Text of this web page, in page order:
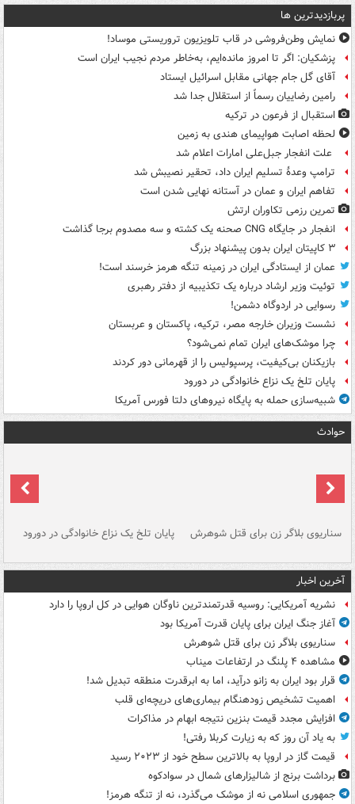
پربازدیدترین ها
نمایش وطن‌فروشی در قاب تلویزیون تروریستی موساد!
پزشکیان: اگر تا امروز مانده‌ایم، به‌خاطر مردم نجیب ایران است
آقای گل جام جهانی مقابل اسرائیل ایستاد
رامین رضاییان رسماً از استقلال جدا شد
استقبال از فرعون در ترکیه
لحظه اصابت هواپیمای هندی به زمین
علت انفجار جبل‌علی امارات اعلام شد
ترامپ وعدۀ تسلیم ایران داد، تحقیر نصیبش شد
تفاهم ایران و عمان در آستانه نهایی شدن است
تمرین رزمی تکاوران ارتش
انفجار در جایگاه CNG صحنه یک کشته و سه مصدوم برجا گذاشت
۳ کاپیتان ایران بدون پیشنهاد بزرگ
عمان از ایستادگی ایران در زمینه تنگه هرمز خرسند است!
توئیت وزیر ارشاد درباره یک تکذیبیه از دفتر رهبری
رسوایی در اردوگاه دشمن!
نشست وزیران خارجه مصر، ترکیه، پاکستان و عربستان
چرا موشک‌های ایران تمام نمی‌شود؟
بازیکنان بی‌کیفیت، پرسپولیس را از قهرمانی دور کردند
پایان تلخ یک نزاع خانوادگی در دورود
شبیه‌سازی حمله به پایگاه نیروهای دلتا فورس آمریکا
حوادث
سناریوی بلاگر زن برای قتل شوهرش پایان تلخ یک نزاع خانوادگی در دورود
آخرین اخبار
نشریه آمریکایی: روسیه قدرتمندترین ناوگان هوایی در کل اروپا را دارد
آغاز جنگ ایران برای پایان قدرت آمریکا بود
سناریوی بلاگر زن برای قتل شوهرش
مشاهده ۴ پلنگ در ارتفاعات میناب
قرار بود ایران به زانو درآید، اما به ابرقدرت منطقه تبدیل شد!
اهمیت تشخیص زودهنگام بیماری‌های دریچه‌ای قلب
افزایش مجدد قیمت بنزین نتیجه ابهام در مذاکرات
به یاد آن روز که به زیارت کربلا رفتی!
قیمت گاز در اروپا به بالاترین سطح خود از ۲۰۲۳ رسید
برداشت برنج از شالیزارهای شمال در سوادکوه
جمهوری اسلامی نه از موشک می‌گذرد، نه از تنگه هرمز!